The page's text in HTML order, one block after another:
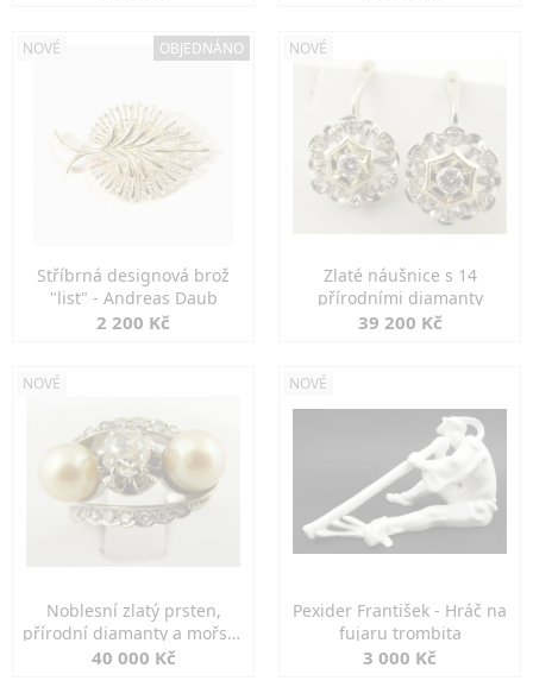
NOVÉ OBJEDNÁNO
Stříbrná designová brož
"list" - Andreas Daub
2 200 Kč
NOVÉ
Zlaté náušnice s 14
přírodními diamanty
39 200 Kč
NOVÉ
Noblesní zlatý prsten,
přírodní diamanty a mořské
perly
40 000 Kč
NOVÉ
Pexider František - Hráč na
fujaru trombita
3 000 Kč